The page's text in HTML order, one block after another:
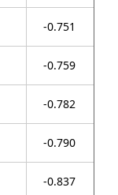
-0.751
-0.759
-0.782
-0.790
-0.837